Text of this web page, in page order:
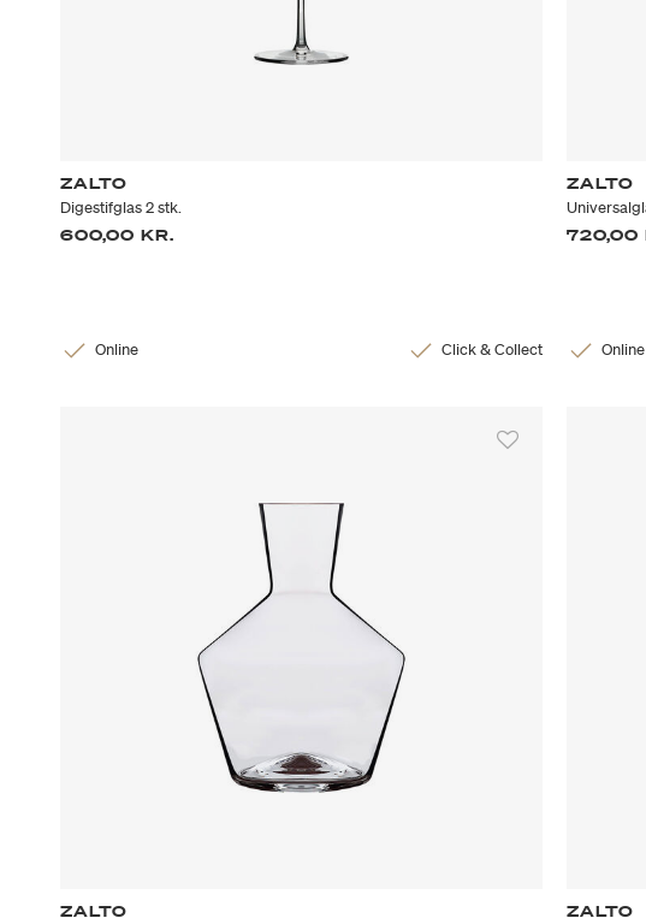
ZALTO
Digestifglas 2 stk.
600,00 KR.
Online Click & Collect
ZALTO
720,00
Online
ZALTO
ZALTO